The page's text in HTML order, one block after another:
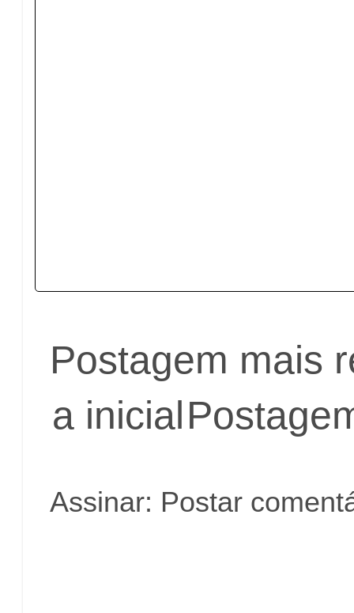
Postagem mais
a inicial
Assinar: Postar